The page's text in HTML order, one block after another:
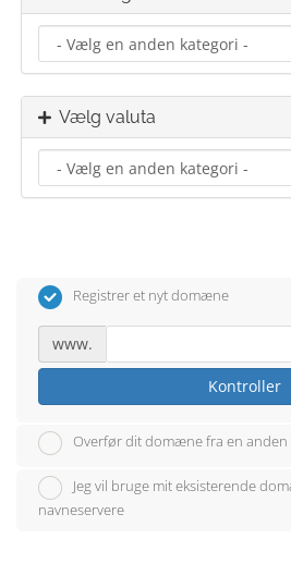
Vælg valuta
Registrer et nyt domæne
www.
Kontroller
Overfør dit domæne fra en
Jeg vil bruge mit eksisterende
navneservere